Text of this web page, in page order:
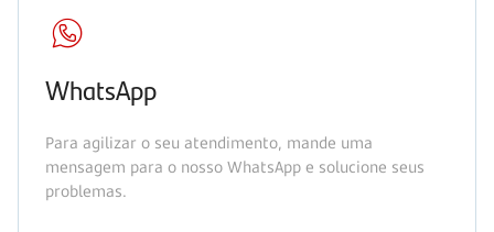
WhatsApp
Para agilizar o seu atendimento, mande uma
mensagem para o nosso WhatsApp e solucione seus
problemas.